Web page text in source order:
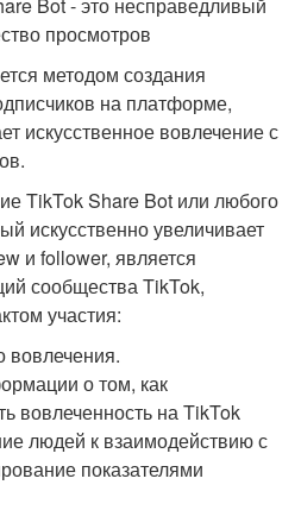
просмотров
методом создания
на платформе,
искусственное вовлечение с
TikTok Share Bot или любого
искусственно увеличивает
и follower, является
сообщества TikTok,
участия:
о том, как
вовлеченность на TikTok
людей к взаимодействию с
показателями